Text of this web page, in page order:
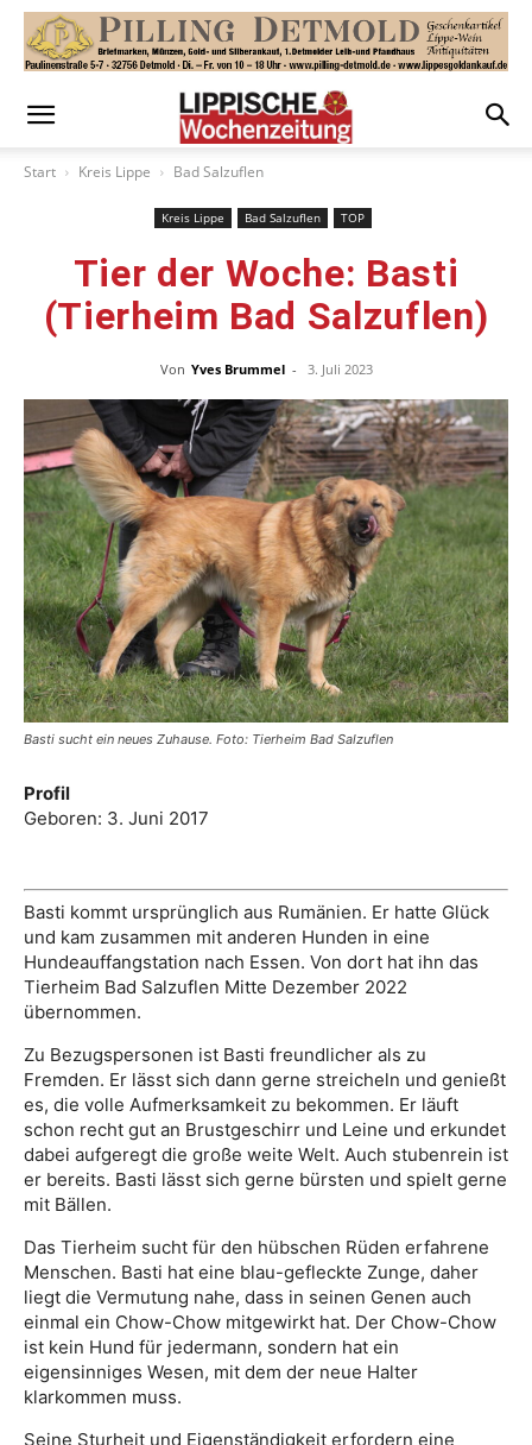
Start Kreis Lippe Bad Salzuflen
Kreis Lippe Bad Salzuflen TOP
Tier der Woche: Basti
(Tierheim Bad Salzuflen)
Von Yves Brummel - 3. Juli 2023
Basti sucht ein neues Zuhause. Foto: Tierheim Bad Salzuflen
Profil
Geboren: 3. Juni 2017
Basti kommt ursprünglich aus Rumänien. Er hatte Glück
und kam zusammen mit anderen Hunden in eine
Hundeauffangstation nach Essen. Von dort hat ihn das
Tierheim Bad Salzuflen Mitte Dezember 2022
übernommen.
Zu Bezugspersonen ist Basti freundlicher als zu
Fremden. Er lässt sich dann gerne streicheln und genießt
es, die volle Aufmerksamkeit zu bekommen. Er läuft
schon recht gut an Brustgeschirr und Leine und erkundet
dabei aufgeregt die große weite Welt. Auch stubenrein ist
er bereits. Basti lässt sich gerne bürsten und spielt gerne
mit Bällen.
Das Tierheim sucht für den hübschen Rüden erfahrene
Menschen. Basti hat eine blau-gefleckte Zunge, daher
liegt die Vermutung nahe, dass in seinen Genen auch
einmal ein Chow-Chow mitgewirkt hat. Der Chow-Chow
ist kein Hund für jedermann, sondern hat ein
eigensinniges Wesen, mit dem der neue Halter
klarkommen muss.
Seine Sturheit und Eigenständigkeit erfordern eine